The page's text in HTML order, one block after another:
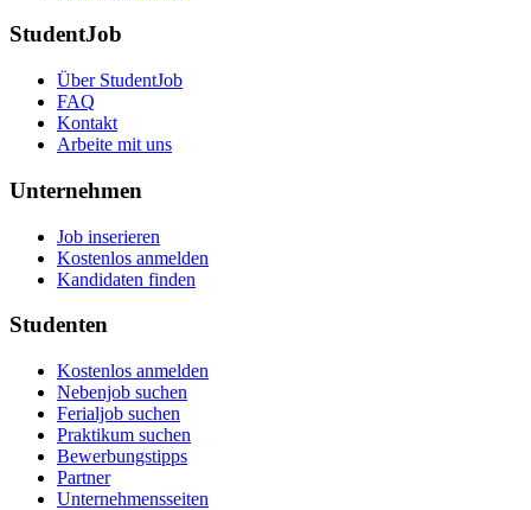
StudentJob
Über StudentJob
FAQ
Kontakt
Arbeite mit uns
Unternehmen
Job inserieren
Kostenlos anmelden
Kandidaten finden
Studenten
Kostenlos anmelden
Nebenjob suchen
Ferialjob suchen
Praktikum suchen
Bewerbungstipps
Partner
Unternehmensseiten